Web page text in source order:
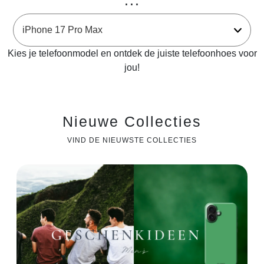
Kies je telefoonmodel en ontdek de juiste telefoonhoes voor
jou!
Nieuwe Collecties
VIND DE NIEUWSTE COLLECTIES